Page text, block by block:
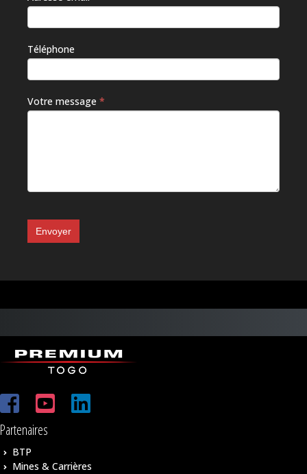
Téléphone
Votre message *
Envoyer
Partenaires
BTP
Mines & Carrières